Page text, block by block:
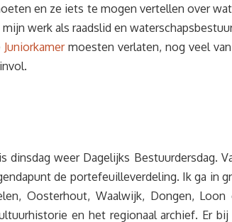
en ze iets te mogen vertellen over
werk als raadslid en
Juniorkamermoesten verlaten, nog veel
dinsdag weer Dagelijks Bestuurdersdag.
de portefeuilleverdeling. Ik ga in
Oosterhout, Waalwijk, Dongen,
en het regionaal archief. Er